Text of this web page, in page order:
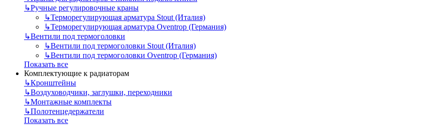
↳Ручные регулировочные краны
↳Терморегулирующая арматура Stout (Италия)
↳Терморегулирующая арматура Oventrop (Германия)
↳Вентили под термоголовки
↳Вентили под термоголовки Stout (Италия)
↳Вентили под термоголовки Oventrop (Германия)
Показать все
Комплектующие к радиаторам
↳Кронштейны
↳Воздуховодчики, заглушки, переходники
↳Монтажные комплекты
↳Полотенцедержатели
Показать все